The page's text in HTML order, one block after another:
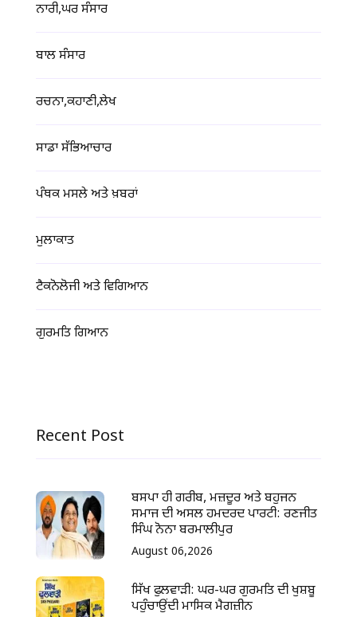
ਨਾਰੀ,ਘਰ ਸੰਸਾਰ
ਬਾਲ ਸੰਸਾਰ
ਰਚਨਾ,ਕਹਾਣੀ,ਲੇਖ
ਸਾਡਾ ਸੱਭਿਆਚਾਰ
ਪੰਥਕ ਮਸਲੇ ਅਤੇ ਖ਼ਬਰਾਂ
ਮੁਲਾਕਾਤ
ਟੈਕਨੋਲੋਜੀ ਅਤੇ ਵਿਗਿਆਨ
ਗੁਰਮਤਿ ਗਿਆਨ
Recent Post
ਬਸਪਾ ਹੀ ਗਰੀਬ, ਮਜ਼ਦੂਰ ਅਤੇ ਬਹੁਜਨ
ਸਮਾਜ ਦੀ ਅਸਲ ਹਮਦਰਦ ਪਾਰਟੀ: ਰਣਜੀਤ
ਸਿੰਘ ਨੋਨਾ ਬਰਮਾਲੀਪੁਰ
August 06,2026
ਸਿੱਖ ਫੁਲਵਾੜੀ: ਘਰ-ਘਰ ਗੁਰਮਤਿ ਦੀ ਖੁਸ਼ਬੂ
ਪਹੁੰਚਾਉਂਦੀ ਮਾਸਿਕ ਮੈਗਜ਼ੀਨ